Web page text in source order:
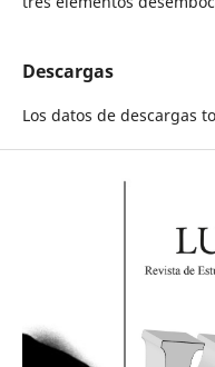
Descargas
Los datos de descargas